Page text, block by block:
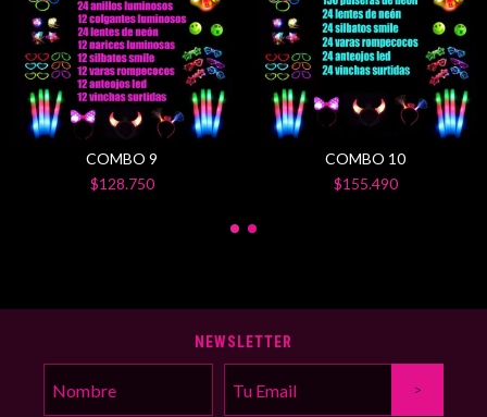
COMBO 9
$128.750
COMBO 10
$155.490
NEWSLETTER